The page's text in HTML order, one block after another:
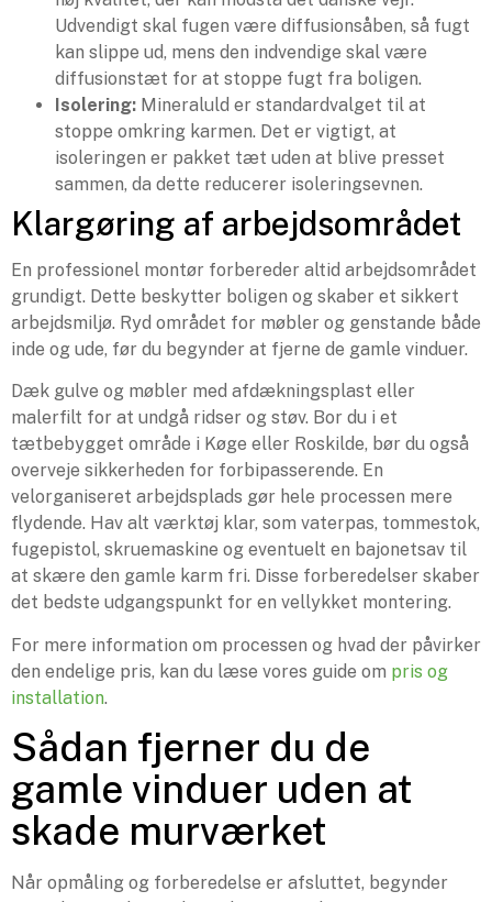
Udvendigt skal fugen være diffusionsåben, så fugt
kan slippe ud, mens den indvendige skal være
diffusionstæt for at stoppe fugt fra boligen.
Isolering: Mineraluld er standardvalget til at
stoppe omkring karmen. Det er vigtigt, at
isoleringen er pakket tæt uden at blive presset
sammen, da dette reducerer isoleringsevnen.
Klargøring af arbejdsområdet
En professionel montør forbereder altid arbejdsområdet
grundigt. Dette beskytter boligen og skaber et sikkert
arbejdsmiljø. Ryd området for møbler og genstande både
inde og ude, før du begynder at fjerne de gamle vinduer.
Dæk gulve og møbler med afdækningsplast eller
malerfilt for at undgå ridser og støv. Bor du i et
tætbebygget område i Køge eller Roskilde, bør du også
overveje sikkerheden for forbipasserende. En
velorganiseret arbejdsplads gør hele processen mere
flydende. Hav alt værktøj klar, som vaterpas, tommestok,
fugepistol, skruemaskine og eventuelt en bajonetsav til
at skære den gamle karm fri. Disse forberedelser skaber
det bedste udgangspunkt for en vellykket montering.
For mere information om processen og hvad der påvirker
den endelige pris, kan du læse vores guide om pris og
installation.
Sådan fjerner du de
gamle vinduer uden at
skade murværket
Når opmåling og forberedelse er afsluttet, begynder